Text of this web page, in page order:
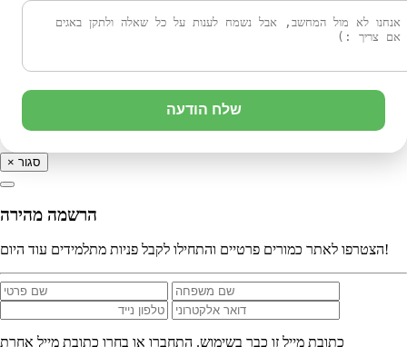
שלח הודעה
× סגור
הרשמה מהירה
הצטרפו לאתר כמורים פרטיים והתחילו לקבל פניות מתלמידים עוד היום!
כתובת מייל זו כבר בשימוש. התחברו או בחרו כתובת מייל אחרת